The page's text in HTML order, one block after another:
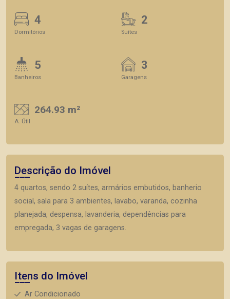
4
Dormitórios
2
Suítes
5
Banheiros
3
Garagens
264.93 m²
A. Útil
Descrição do Imóvel
4 quartos, sendo 2 suítes, armários embutidos, banherio
social, sala para 3 ambientes, lavabo, varanda, cozinha
planejada, despensa, lavanderia, dependências para
empregada, 3 vagas de garagens.
Itens do Imóvel
Ar Condicionado